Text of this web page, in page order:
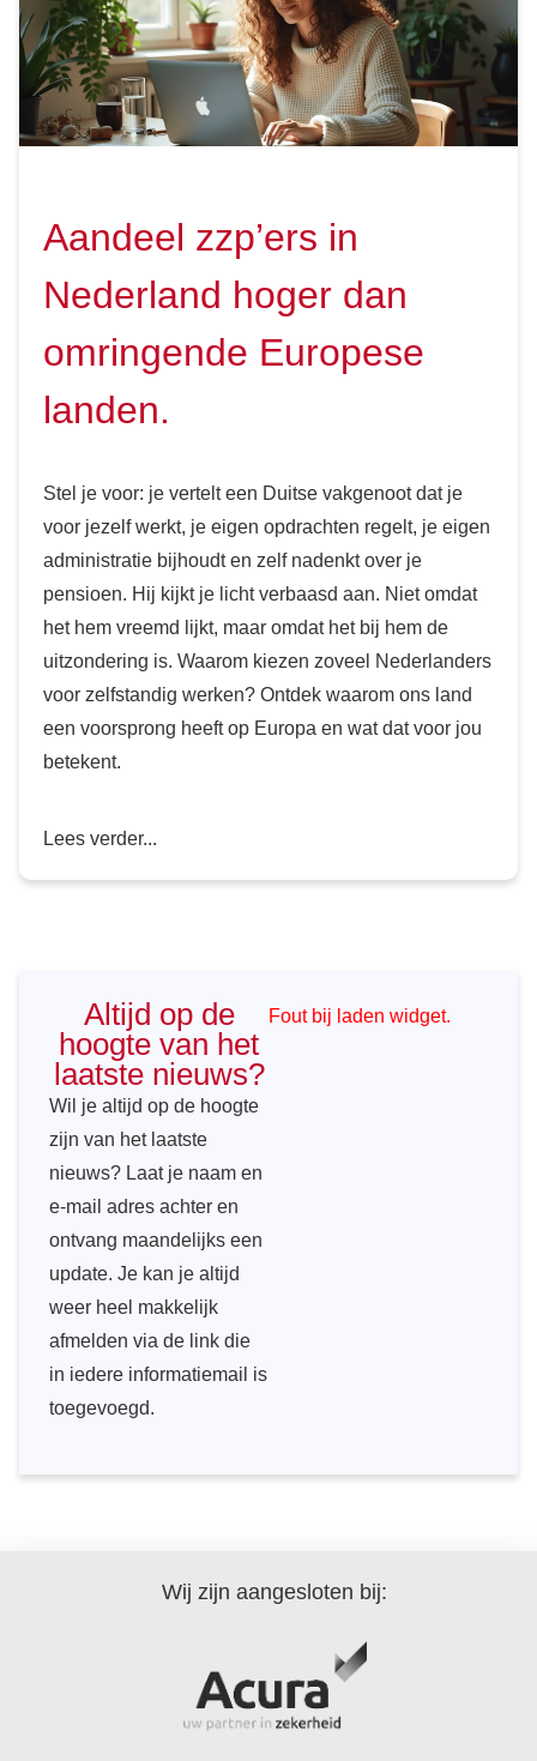
Aandeel zzp’ers in
Nederland hoger dan
omringende Europese
landen.
Stel je voor: je vertelt een Duitse vakgenoot dat je
voor jezelf werkt, je eigen opdrachten regelt, je eigen
administratie bijhoudt en zelf nadenkt over je
pensioen. Hij kijkt je licht verbaasd aan. Niet omdat
het hem vreemd lijkt, maar omdat het bij hem de
uitzondering is. Waarom kiezen zoveel Nederlanders
voor zelfstandig werken? Ontdek waarom ons land
een voorsprong heeft op Europa en wat dat voor jou
betekent.
Lees verder...
Altijd op de
hoogte van het
laatste nieuws?
Wil je altijd op de hoogte
zijn van het laatste
nieuws? Laat je naam en
e-mail adres achter en
ontvang maandelijks een
update. Je kan je altijd
weer heel makkelijk
afmelden via de link die
in iedere informatiemail is
toegevoegd.
Fout bij laden widget.
Wij zijn aangesloten bij: